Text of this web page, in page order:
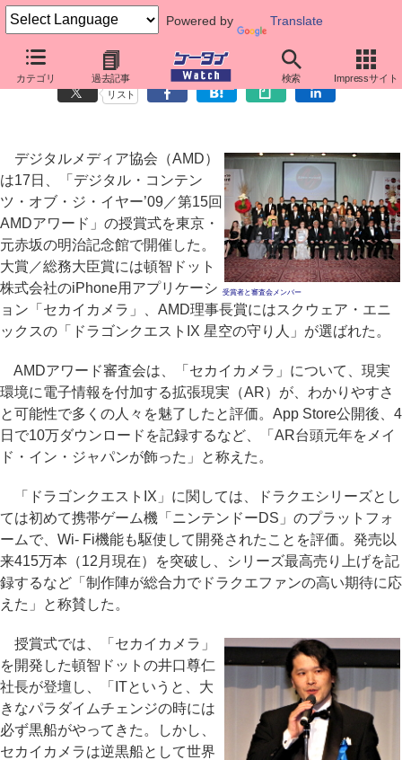
Powered by Translate
カテゴリ 過去記事 検索 Impressサイト
第15回AMDアワード、大賞は「セカイカメラ」
リスト
受賞者と審査会メンバー
デジタルメディア協会（AMD）
は17日、「デジタル・コンテン
ツ・オブ・ジ・イヤー’09／第15回
AMDアワード」の授賞式を東京・
元赤坂の明治記念館で開催した。
大賞／総務大臣賞には頓智ドット
株式会社のiPhone用アプリケーシ
ョン「セカイカメラ」、AMD理事長賞にはスクウェア・エニ
ックスの「ドラゴンクエストIX 星空の守り人」が選ばれた。
AMDアワード審査会は、「セカイカメラ」について、現実
環境に電子情報を付加する拡張現実（AR）が、わかりやすさ
と可能性で多くの人々を魅了したと評価。App Store公開後、4
日で10万ダウンロードを記録するなど、「AR台頭元年をメイ
ド・イン・ジャパンが飾った」と称えた。
「ドラゴンクエストIX」に関しては、ドラクエシリーズとし
ては初めて携帯ゲーム機「ニンテンドーDS」のプラットフォ
ームで、Wi- Fi機能も駆使して開発されたことを評価。発売以
来415万本（12月現在）を突破し、シリーズ最高売り上げを記
録するなど「制作陣が総合力でドラクエファンの高い期待に応
えた」と称賛した。
授賞式では、「セカイカメラ」
を開発した頓智ドットの井口尊仁
社長が登壇し、「ITというと、大
きなパラダイムチェンジの時には
必ず黒船がやってきた。しかし、
セカイカメラは逆黒船として世界